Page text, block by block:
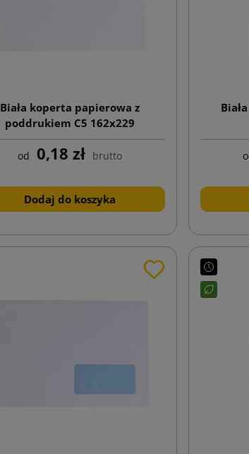
Biała koperta papierowa z
poddrukiem C5 162x229
od 0,18 zł brutto
Dodaj do koszyka